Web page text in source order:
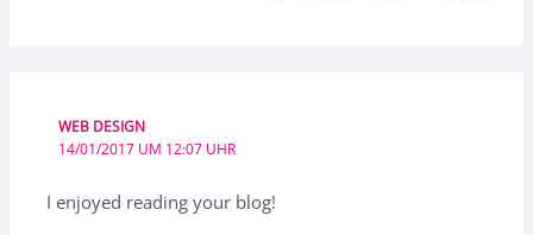
WEB DESIGN
14/01/2017 UM 12:07 UHR
I enjoyed reading your blog!